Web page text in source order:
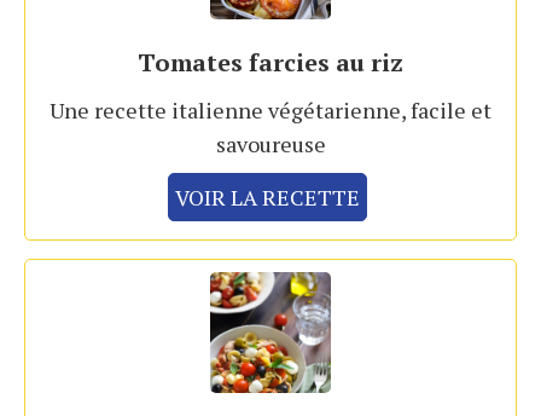
Tomates farcies au riz
Une recette italienne végétarienne, facile et
savoureuse
VOIR LA RECETTE